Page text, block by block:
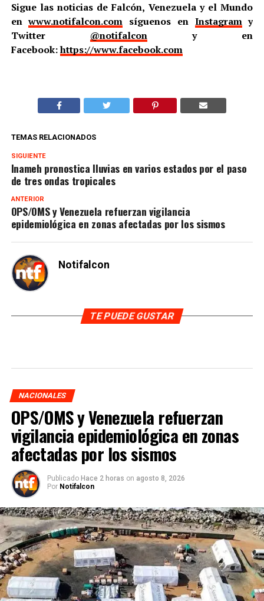
Sigue las noticias de Falcón, Venezuela y el Mundo
enwww.notifalcon.com síguenos en Instagramy
Twitter @notifalcony en
Facebook:https://www.facebook.com
TEMAS RELACIONADOS
SIGUIENTE
Inameh pronostica lluvias en varios estados por el paso
de tres ondas tropicales
ANTERIOR
OPS/OMS y Venezuela refuerzan vigilancia
epidemiológica en zonas afectadas por los sismos
Notifalcon
TE PUEDE GUSTAR
NACIONALES
OPS/OMS y Venezuela refuerzan
vigilancia epidemiológica en zonas
afectadas por los sismos
Publicado Hace 2 horas on agosto 8, 2026
Por Notifalcon